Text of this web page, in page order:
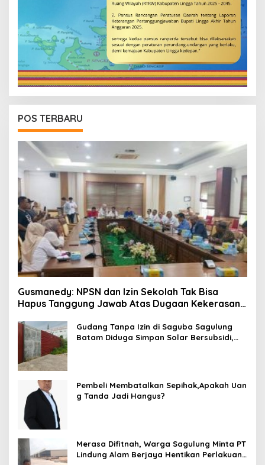
POS TERBARU
Gusmanedy: NPSN dan Izin Sekolah Tak Bisa
Hapus Tanggung Jawab Atas Dugaan Kekerasan
Gudang Tanpa Izin di Saguba Sagulung
Batam Diduga Simpan Solar Bersubsidi,
Pembeli Membatalkan Sepihak,Apakah Uan
g Tanda Jadi Hangus?
Merasa Difitnah, Warga Sagulung Minta PT
Lindung Alam Berjaya Hentikan Perlakuan